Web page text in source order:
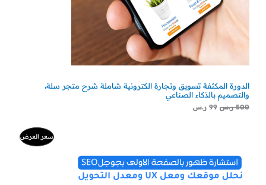
الدورة المكثفة تسويق وتجارة الكترونية شاملة شرح متجر سلة،
والتصميم بالذكاء الصناعي
500 ر.س 99 ر.س
سعر العرضمنتج
500 ر.س.
300 ر.س.